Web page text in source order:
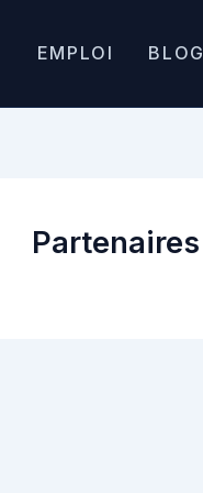
EMPLOI BLOG
Partenaires